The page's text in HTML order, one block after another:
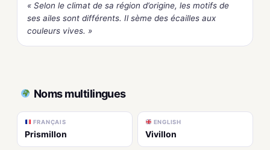
« Selon le climat de sa région d’origine, les motifs de
ses ailes sont différents. Il sème des écailles aux
couleurs vives. »
Noms multilingues
FRANÇAIS
Prismillon
ENGLISH
Vivillon